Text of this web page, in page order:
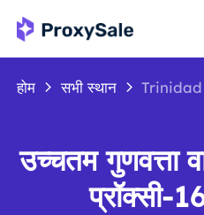
होम सभी स्थान
उच्चतम गुणवत्ता
प्रॉक्सी-